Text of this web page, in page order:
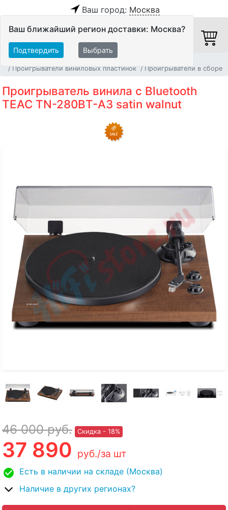
Ваш город: Москва
Ваш ближайший регион доставки: Москва?
Подтвердить Выбрать
Проигрыватели виниловых пластинок
Проигрыватели в сборе
Проигрыватель винила с Bluetooth
TEAC TN-280BT-A3 satin walnut
46 000руб. Скидка - 18%
37 890 руб./за шт
Есть в наличии на складе (Москва)
Наличие в других регионах?